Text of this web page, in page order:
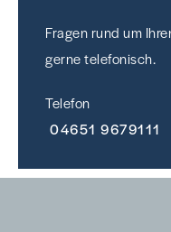
Fragen rund um
gerne telefonisch.
Telefon
04651 9679111